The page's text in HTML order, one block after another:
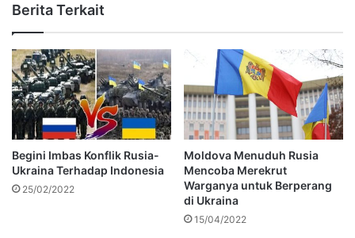
Berita Terkait
Begini Imbas Konflik Rusia-
Ukraina Terhadap Indonesia
25/02/2022
Moldova Menuduh Rusia
Mencoba Merekrut
Warganya untuk Berperang
di Ukraina
15/04/2022